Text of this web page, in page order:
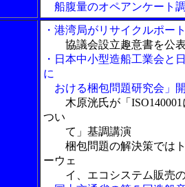
船腹量のオペアンケート
・港湾局がリサイクルポー
協議会設立趣意書を公表
・日本中小型造船工業会と
に
おける梱包問題研究会」
木原洸氏が「
つい
て」基調講演
梱包問題の解決策ではト
ーウェ
イ、エコシステム販売の